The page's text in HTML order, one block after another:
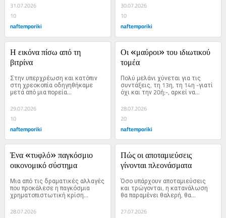
31.07.2026
10
naftemporiki
30.07.2026
10
naftemporiki
Η εικόνα πίσω από τη
βιτρίνα
Στην υπερχρέωση και κατόπιν
στη χρεοκοπία οδηγηθήκαμε
μετά από μια πορεία...
29.07.2026
10
naftemporiki
Οι «μαύροι» του ιδιωτικού
τομέα
Πολύ μελάνι χύνεται για τις
συντάξεις, τη 13η, τη 14η -γιατί
όχι και την 20ή;-, αρκεί να...
28.07.2026
20
naftemporiki
Ένα «τυφλό» παγκόσμιο
οικονομικό σύστημα
Μια από τις δραματικές αλλαγές
που προκάλεσε η παγκόσμια
χρηματοπιστωτική κρίση...
28.07.2026
Πώς οι αποταμιεύσεις
γίνονται πλεονάσματα
Όσο υπάρχουν αποταμιεύσεις
και τρώγονται, η κατανάλωση
θα παραμένει θαλερή, θα...
27.07.2026